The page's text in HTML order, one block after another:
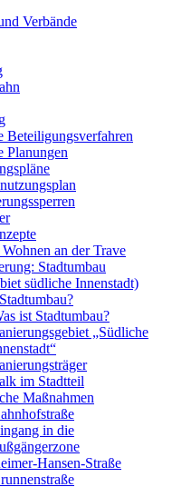
Verbände
Beteiligungsverfahren
Planungen
an der Trave
Stadtumbau
südliche Innenstadt)
ist Stadtumbau?
„Südliche
im Stadtteil
Maßnahmen
in die
Hansen-Straße